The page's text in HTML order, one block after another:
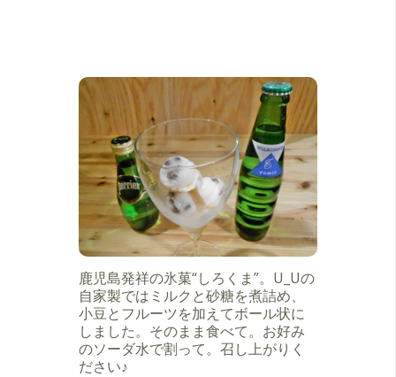
鹿児島発祥の氷菓“しろくま”。U_Uの
自家製ではミルクと砂糖を煮詰め、
小豆とフルーツを加えてボール状に
しました。そのまま食べて。お好み
のソーダ水で割って。召し上がりく
ださい♪